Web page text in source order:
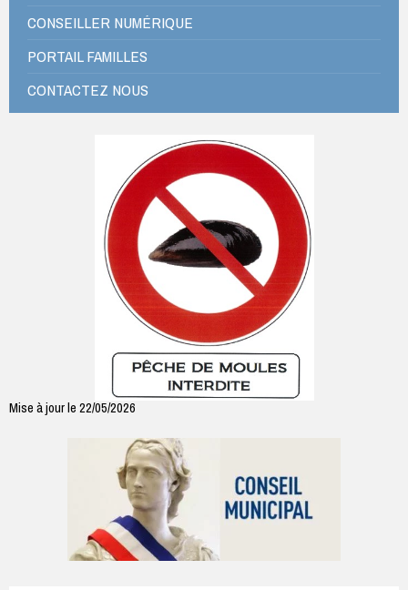
CONSEILLER NUMÉRIQUE
PORTAIL FAMILLES
CONTACTEZ NOUS
Mise à jour le 22/05/2026